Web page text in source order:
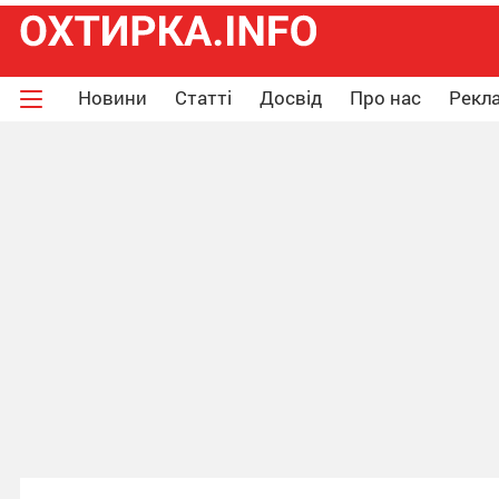
Новини Статті Досвід Про нас